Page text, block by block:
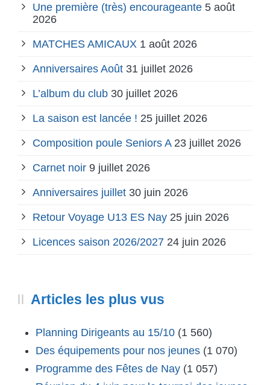
Une première (très) encourageante 5 août
2026
MATCHES AMICAUX 1 août 2026
Anniversaires Août 31 juillet 2026
L’album du club 30 juillet 2026
La saison est lancée ! 25 juillet 2026
Composition poule Seniors A 23 juillet 2026
Carnet noir 9 juillet 2026
Anniversaires juillet 30 juin 2026
Retour Voyage U13 ES Nay 25 juin 2026
Licences saison 2026/2027 24 juin 2026
Articles les plus vus
Planning Dirigeants au 15/10 (1 560)
Des équipements pour nos jeunes (1 070)
Programme des Fêtes de Nay (1 057)